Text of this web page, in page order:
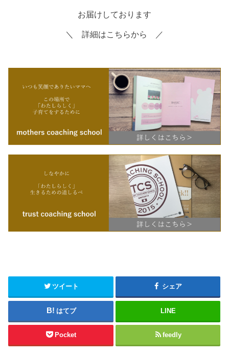
お届けしております
＼ 詳細はこちらから ／
ツイート シェア
はてブ LINE
Pocket feedly